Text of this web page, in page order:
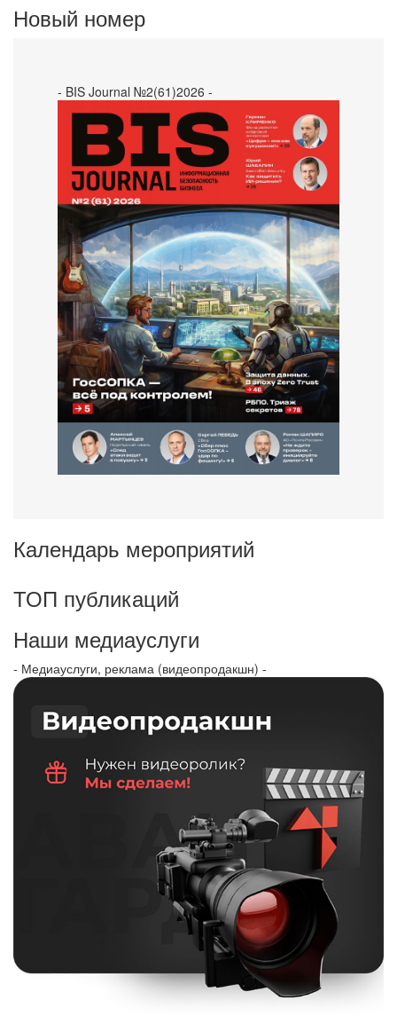
Новый номер
- BIS Journal №2(61)2026 -
Календарь мероприятий
ТОП публикаций
Наши медиауслуги
- Медиауслуги, реклама (видеопродакшн) -